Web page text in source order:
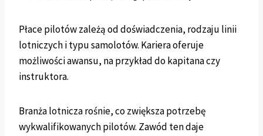
Płace pilotów zależą od doświadczenia, rodzaju linii
lotniczych i typu samolotów. Kariera oferuje
możliwości awansu, na przykład do kapitana czy
instruktora.
Branża lotnicza rośnie, co zwiększa potrzebę
wykwalifikowanych pilotów. Zawód ten daje